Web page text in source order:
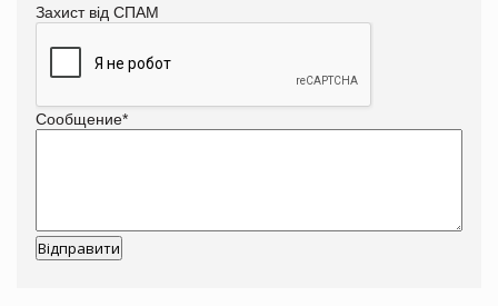
Захист від СПАМ
Сообщение*